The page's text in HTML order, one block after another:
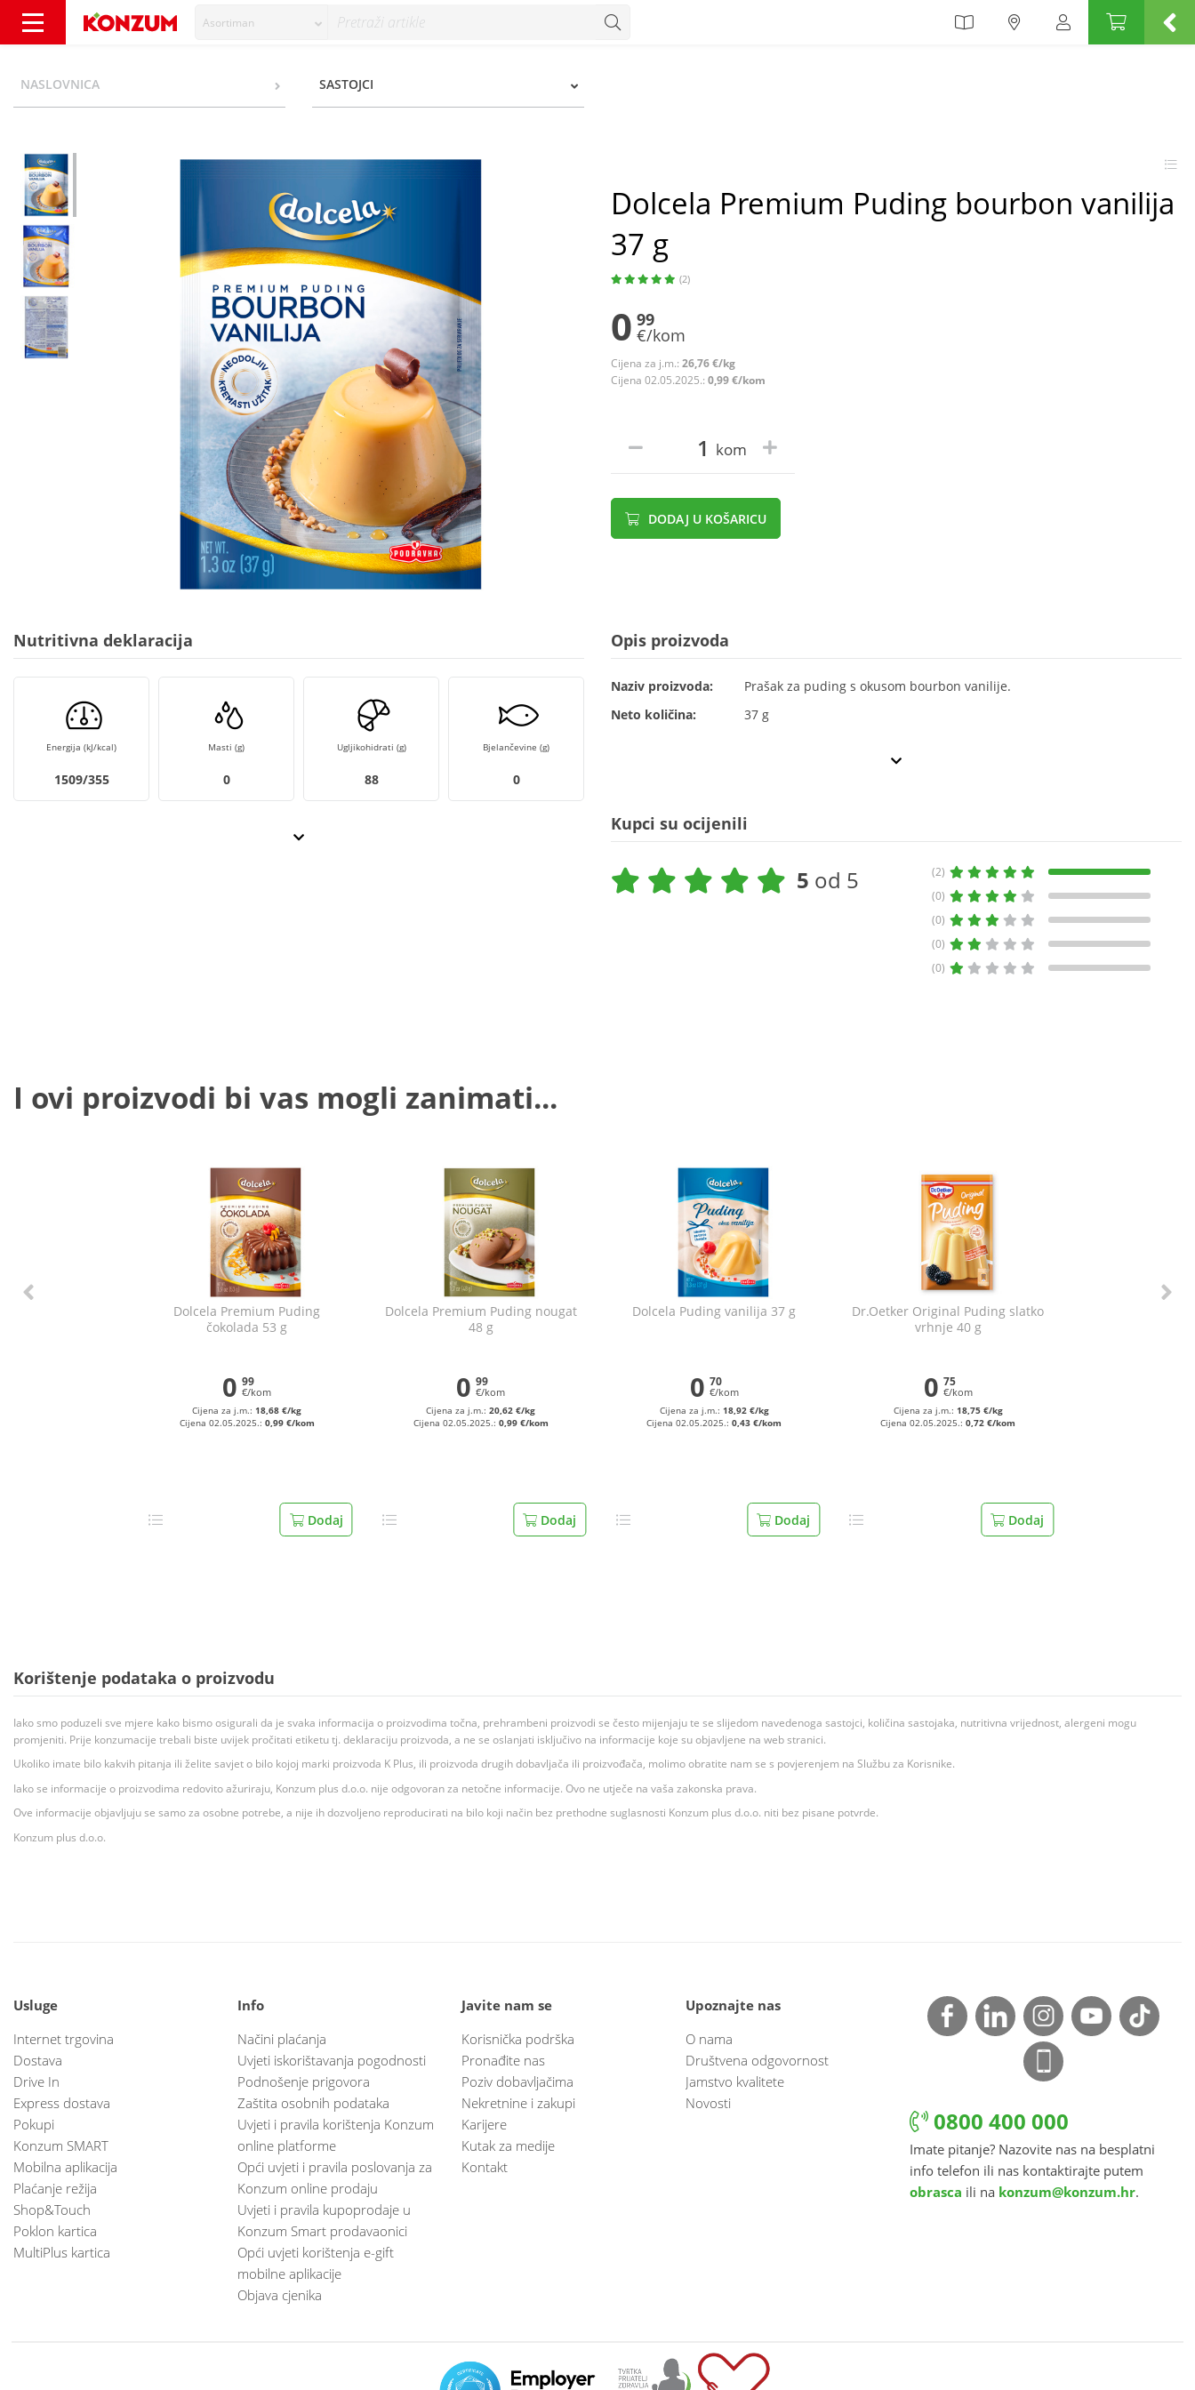
Asortiman
NASLOVNICA SASTOJCI
Dolcela Premium Puding bourbon vanilija
37 g
(2)
0 99
€/kom
Cijena za j.m.: 26,76 €/kg
Cijena 02.05.2025.: 0,99 €/kom
kom
DODAJ U KOŠARICU
Nutritivna deklaracija
Energija (kJ/kcal)
1509/355
Masti (g)
0
Ugljikohidrati (g)
88
Bjelančevine (g)
0
Opis proizvoda
Naziv proizvoda:
Prašak za puding s okusom bourbon vanilije.
Neto količina:
37 g
Kupci su ocijenili
5 od 5
(2)
(0)
(0)
(0)
(0)
I ovi proizvodi bi vas mogli zanimati...
Dolcela Premium Puding
čokolada 53 g
0 99
€/kom
Cijena za j.m.:18,68 €/kg
Cijena 02.05.2025.: 0,99 €/kom
Dodaj
Dolcela Premium Puding nougat
48 g
0 99
€/kom
Cijena za j.m.:20,62 €/kg
Cijena 02.05.2025.: 0,99 €/kom
Dodaj
Dolcela Puding vanilija 37 g
0 70
€/kom
Cijena za j.m.: 18,92 €/kg
Cijena 02.05.2025.:0,43 €/kom
Dodaj
Dr.Oetker Original Puding slatko
vrhnje 40 g
0 75
€/kom
Cijena za j.m.: 18,75 €/kg
Cijena 02.05.2025.:0,72 €/kom
Dodaj
Korištenje podataka o proizvodu
Iako smo poduzeli sve mjere kako bismo osigurali da je svaka informacija o proizvodima točna, prehrambeni proizvodi se često mijenjaju te se slijedom navedenoga sastojci, količina sastojaka, nutritivna vrijednost, alergeni mogu
promjeniti. Prije konzumacije trebali biste uvijek pročitati etiketu tj. deklaraciju proizvoda, a ne se oslanjati isključivo na informacije koje su objavljene na web stranici.
Ukoliko imate bilo kakvih pitanja ili želite savjet o bilo kojoj marki proizvoda K Plus, ili proizvoda drugih dobavljača ili proizvođača, molimo obratite nam se s povjerenjem na Službu za Korisnike.
Iako se informacije o proizvodima redovito ažuriraju, Konzum plus d.o.o. nije odgovoran za netočne informacije. Ovo ne utječe na vaša zakonska prava.
Ove informacije objavljuju se samo za osobne potrebe, a nije ih dozvoljeno reproducirati na bilo koji način bez prethodne suglasnosti Konzum plus d.o.o. niti bez pisane potvrde.
Konzum plus d.o.o.
Usluge
Internet trgovina
Dostava
Drive In
Express dostava
Pokupi
Konzum SMART
Mobilna aplikacija
Plaćanje režija
Shop&Touch
Poklon kartica
MultiPlus kartica
Info
Načini plaćanja
Uvjeti iskorištavanja pogodnosti
Podnošenje prigovora
Zaštita osobnih podataka
Uvjeti i pravila korištenja Konzum
online platforme
Opći uvjeti i pravila poslovanja za
Konzum online prodaju
Uvjeti i pravila kupoprodaje u
Konzum Smart prodavaonici
Opći uvjeti korištenja e-gift
mobilne aplikacije
Objava cjenika
Javite nam se
Korisnička podrška
Pronađite nas
Poziv dobavljačima
Nekretnine i zakupi
Karijere
Kutak za medije
Kontakt
Upoznajte nas
O nama
Društvena odgovornost
Jamstvo kvalitete
Novosti
0800 400 000
Imate pitanje? Nazovite nas na besplatni
info telefon ili nas kontaktirajte putem
obrasca ili na konzum@konzum.hr.